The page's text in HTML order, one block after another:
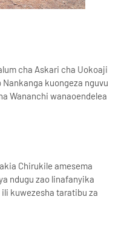
cha Askari cha Uokoaji
kuongeza nguvu
Wananchi wanaoendelea
Chirukile amesema
ndugu zao linafanyika
kuwezesha taratibu za